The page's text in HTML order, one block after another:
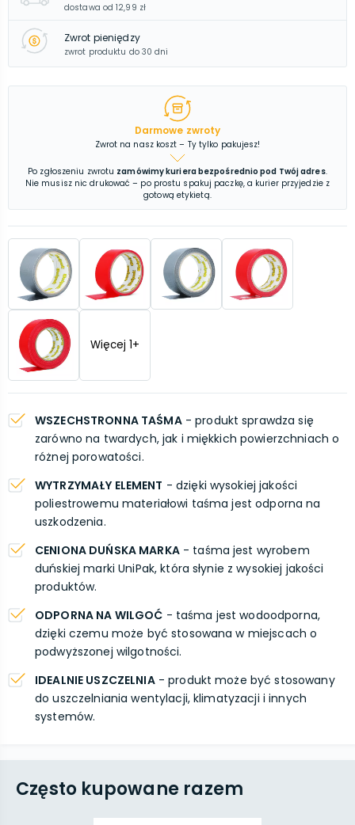
dostawa od 12,99 zł
Zwrot pieniędzy
zwrot produktu do 30 dni
Darmowe zwroty
Zwrot na nasz koszt – Ty tylko pakujesz!
Po zgłoszeniu zwrotu zamówimy kuriera bezpośrednio pod Twój adres.
Nie musisz nic drukować – po prostu spakuj paczkę, a kurier przyjedzie z
gotową etykietą.
Więcej 1+
WSZECHSTRONNA TAŚMA- produkt sprawdza się
zarówno na twardych, jak i miękkich powierzchniach o
różnej porowatości.
WYTRZYMAŁY ELEMENT - dzięki wysokiej jakości
poliestrowemu materiałowi taśma jest odporna na
uszkodzenia.
CENIONA DUŃSKA MARKA- taśma jest wyrobem
duńskiej marki UniPak, która słynie z wysokiej jakości
produktów.
ODPORNA NA WILGOĆ - taśma jest wodoodporna,
dzięki czemu może być stosowana w miejscach o
podwyższonej wilgotności.
IDEALNIE USZCZELNIA- produkt może być stosowany
do uszczelniania wentylacji, klimatyzacji i innych
systemów.
Często kupowane razem